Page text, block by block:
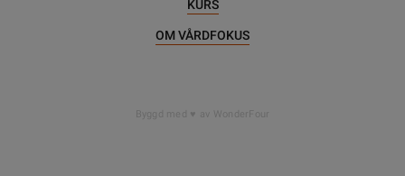
KURS
OM VÅRDFOKUS
Byggd med av WonderFour